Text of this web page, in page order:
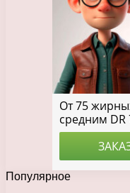
Популярное